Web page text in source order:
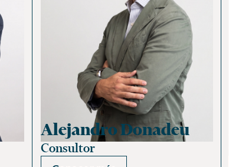
Alejandro Donadeu
Consultor